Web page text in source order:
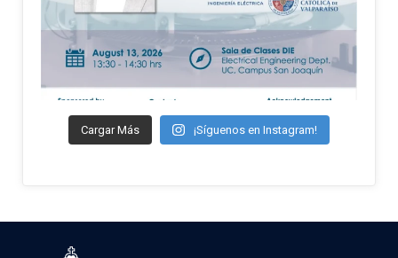
Cargar Más ¡Síguenos en Instagram!